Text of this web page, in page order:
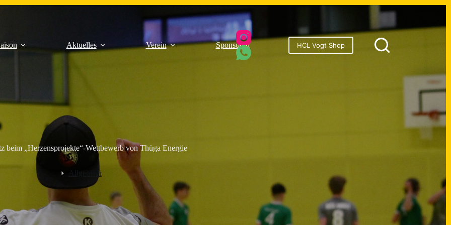
Aktuelles Verein Sponsoren HCL Vogt Shop
beim „Herzensprojekte“-Wettbewerb von Thüga Energie
Allgemein